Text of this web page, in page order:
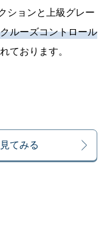
ションと上級グレー
ルーズコントロール
ております。
てみる